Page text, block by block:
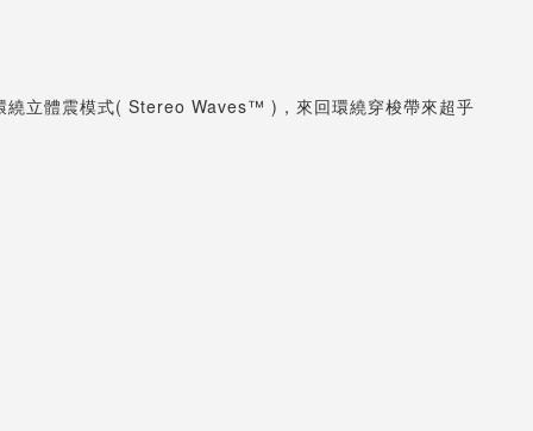
立體震模式( Stereo Waves™ )，來回環繞穿梭帶來超乎